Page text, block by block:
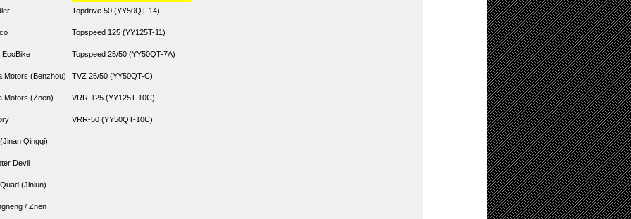
EcoBike
Motors (Benzhou)
Motors (Znen)
Qingqi)
Devil
(Jinlun)
/ Znen
Topdrive 50 (YY50QT-14)
Topspeed 125 (YY125T-11)
Topspeed 25/50 (YY50QT-7A)
TVZ 25/50 (YY50QT-C)
VRR-125 (YY125T-10C)
VRR-50 (YY50QT-10C)